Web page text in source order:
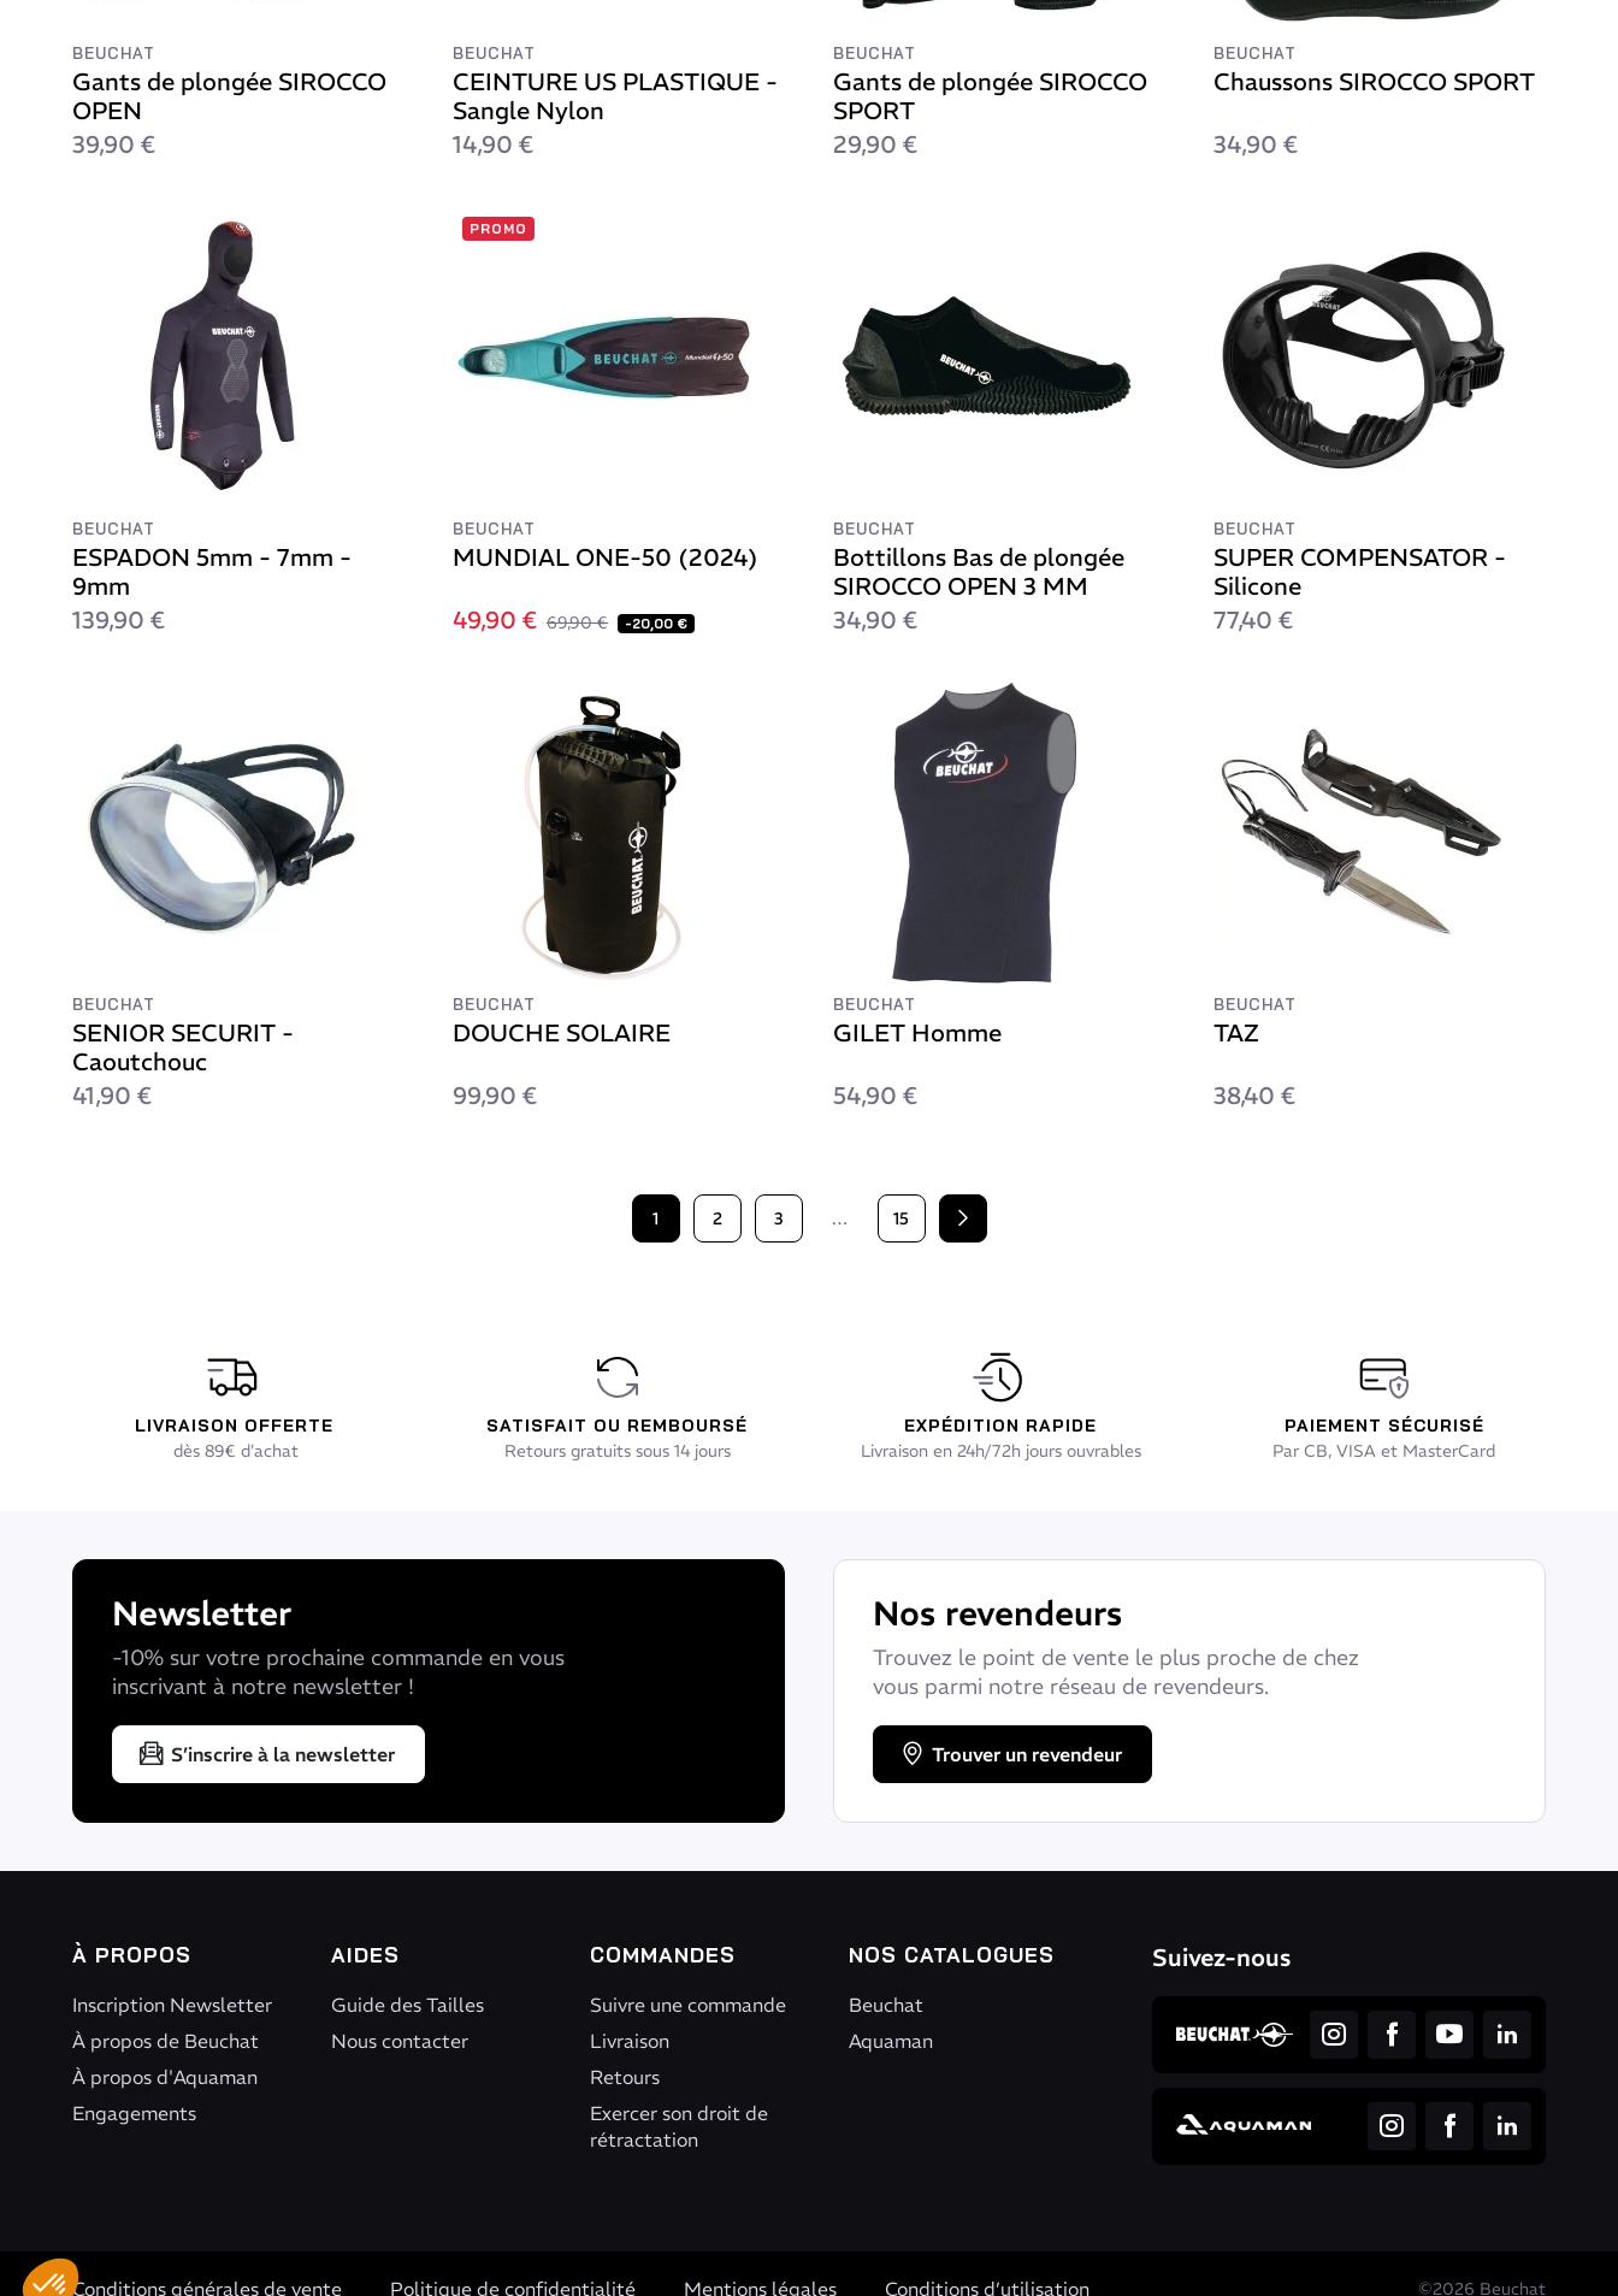
BEUCHAT
Gants de plongée SIROCCO
OPEN
39,90 €
BEUCHAT
CEINTURE US PLASTIQUE -
Sangle Nylon
14,90 €
BEUCHAT
Gants de plongée SIROCCO
SPORT
29,90 €
BEUCHAT
Chaussons SIROCCO SPORT
34,90 €
BEUCHAT
ESPADON 5mm - 7mm -
9mm
139,90 €
PROMO
BEUCHAT
MUNDIAL ONE-50 (2024)
49,90 € 69,90 € -20,00 €
BEUCHAT
Bottillons Bas de plongée
SIROCCO OPEN 3 MM
34,90 €
BEUCHAT
SUPER COMPENSATOR -
Silicone
77,40 €
BEUCHAT
SENIOR SECURIT -
Caoutchouc
41,90 €
BEUCHAT
DOUCHE SOLAIRE
99,90 €
BEUCHAT
GILET Homme
54,90 €
BEUCHAT
TAZ
38,40 €
1 2 3 … 15
Suivant
LIVRAISON OFFERTE
dès 89€ d'achat
SATISFAIT OU REMBOURSÉ
Retours gratuits sous 14 jours
EXPÉDITION RAPIDE
Livraison en 24h/72h jours ouvrables
PAIEMENT SÉCURISÉ
Par CB, VISA et MasterCard
Newsletter
-10% sur votre prochaine commande en vous
inscrivant à notre newsletter !
S’inscrire à la newsletter
Nos revendeurs
Trouvez le point de vente le plus proche de chez
vous parmi notre réseau de revendeurs.
Trouver un revendeur
À PROPOS
Inscription Newsletter
À propos de Beuchat
À propos d'Aquaman
Engagements
AIDES
Guide des Tailles
Nous contacter
COMMANDES
Suivre une commande
Livraison
Retours
Exercer son droit de
rétractation
NOS CATALOGUES
Beuchat
Aquaman
Suivez-nous
Conditions générales de vente Politique de confidentialité Mentions légales Conditions d’utilisation ©2026 Beuchat